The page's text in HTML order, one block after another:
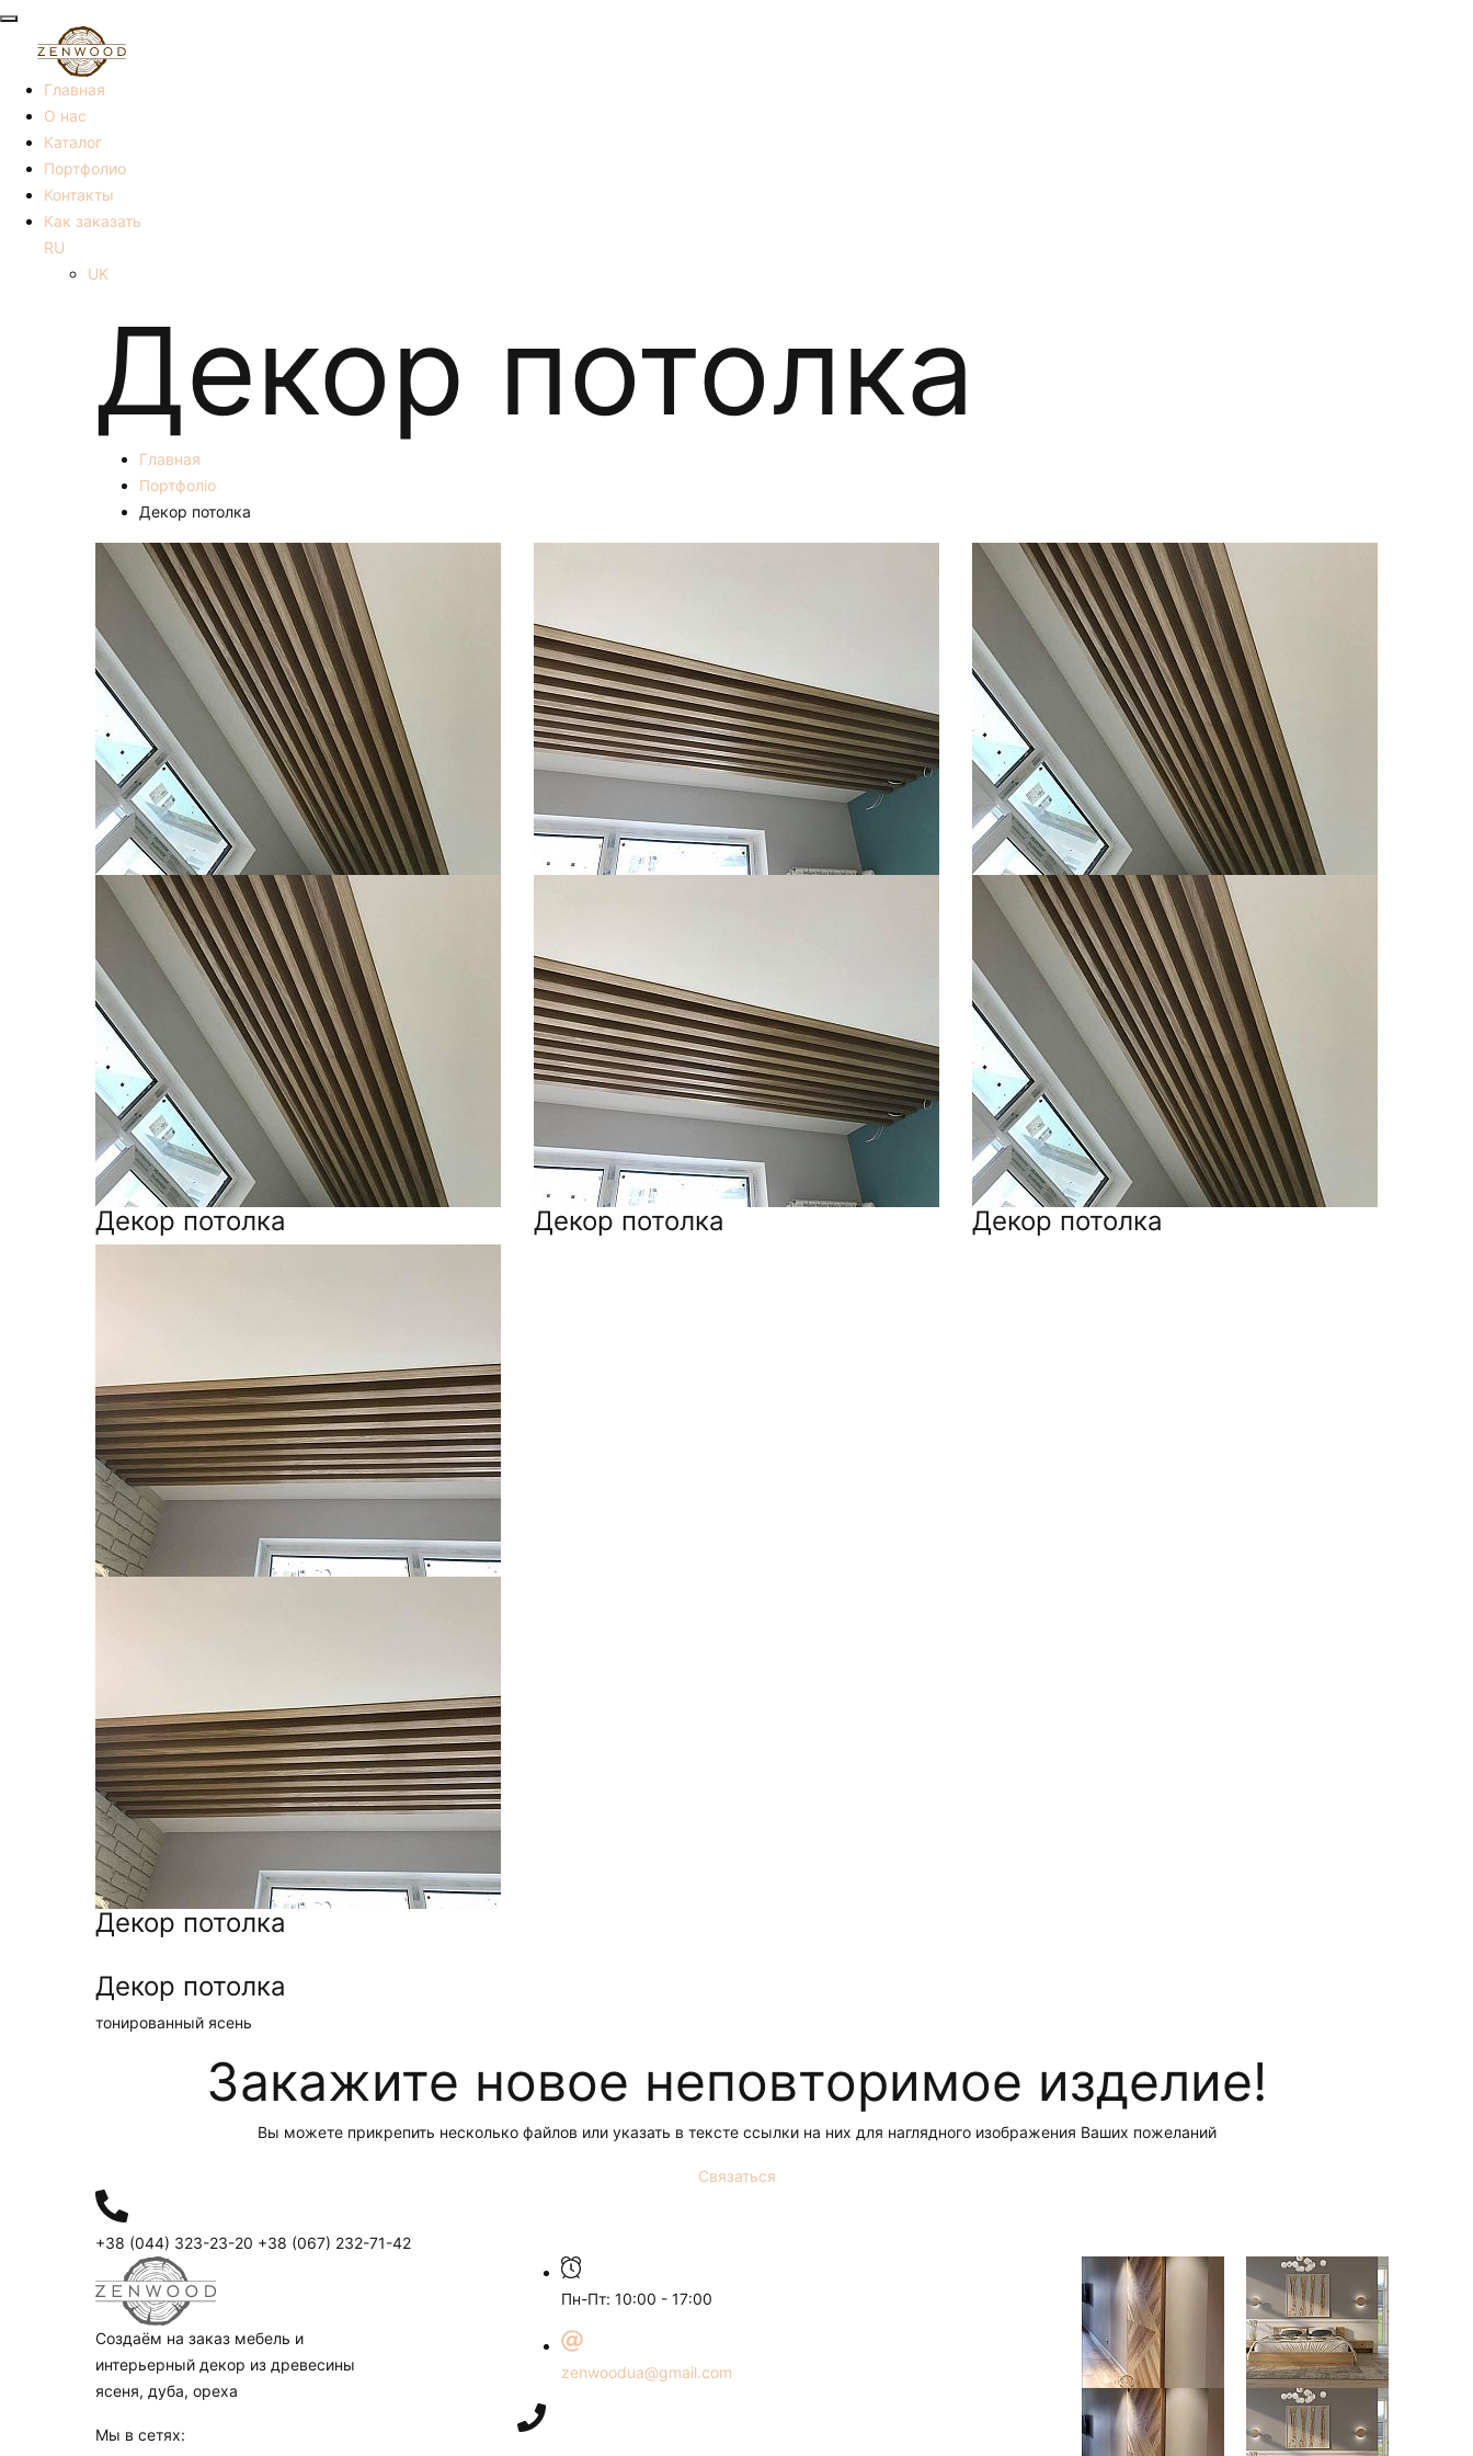
Главная
О нас
Каталог
Портфолио
Контакты
Как заказать
RU
UK
Декор потолка
Главная
Портфоліо
Декор потолка
Декор потолка Декор потолка Декор потолка
Декор потолка
Декор потолка
тонированный ясень
Закажите новое неповторимое изделие!
Вы можете прикрепить несколько файлов или указать в тексте ссылки на них для наглядного изображения Ваших пожеланий
Связаться
+38 (044) 323-23-20 +38 (067) 232-71-42
Создаём на заказ мебель и
интерьерный декор из древесины
ясеня, дуба, ореха
Мы в сетях:
Пн-Пт: 10:00 - 17:00
zenwoodua@gmail.com